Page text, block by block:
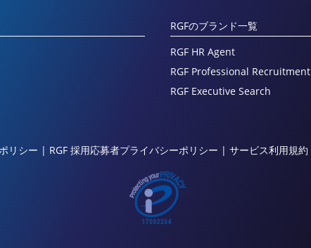
RGFのブランド一覧
RGF HR Agent
RGF Professional Recruitment
RGF Executive Search
リシー | RGF 採用応募者プライバシーポリシー | サービス利用規約